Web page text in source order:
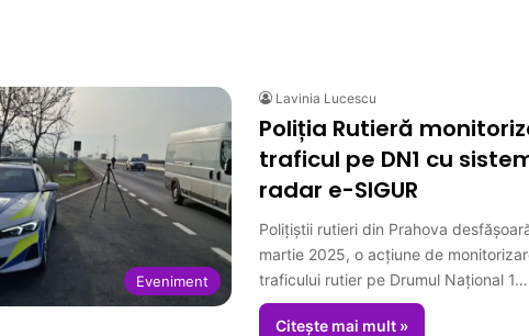
Eveniment
Lavinia Lucescu
Poliția Rutieră
traficul pe DN1 cu
radar e-SIGUR
Polițiștii rutieri din Prahova
martie 2025, o acțiune de
traficului rutier pe Drumul Național 1…
Citește mai mult »